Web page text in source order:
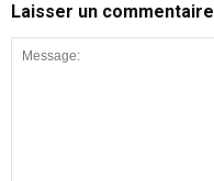
Laisser un commentaire